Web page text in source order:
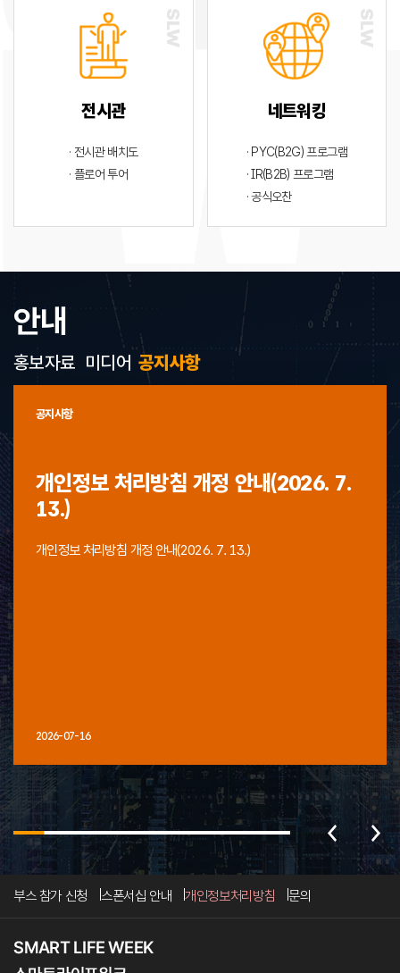
전시관
· 전시관 배치도
· 플로어 투어
네트워킹
· PYC(B2G) 프로그램
· IR(B2B) 프로그램
· 공식오찬
안내
공지사항
공지사항
개인정보 처리방침 개정 안내(2026. 7.
13.)
개인정보 처리방침 개정 안내(2026. 7. 13.)
2026-07-16
홍보자료 미디어
부스 참가 신청 스폰서십 안내 개인정보처리방침 문의